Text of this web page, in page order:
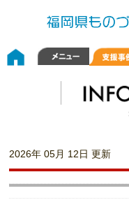
2026年 05月 12日 更新